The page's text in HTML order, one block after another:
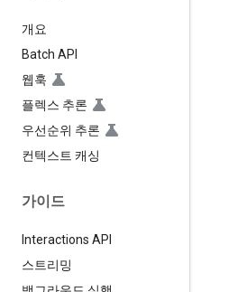
개요
Batch API
웹훅
플렉스 추론
우선순위 추론
컨텍스트 캐싱
가이드
Interactions API
스트리밍